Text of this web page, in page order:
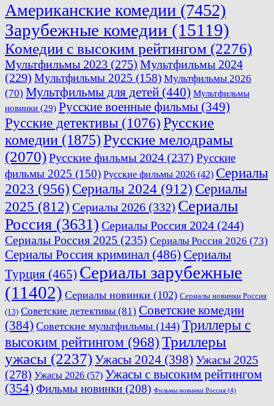
Американские комедии (7452)
Зарубежные комедии (15119)
Комедии с высоким рейтингом (2276)
Мультфильмы 2023 (275) Мультфильмы 2024
(229) Мультфильмы 2025 (158) Мультфильмы 2026
(70) Мультфильмы для детей (440) Мультфильмы
новинки (29) Русские военные фильмы (349)
Русские детективы (1076)Русские
комедии (1875)Русские мелодрамы
(2070)Русские фильмы 2024 (237) Русские
фильмы 2025 (150) Русские фильмы 2026 (42) Сериалы
2023 (956) Сериалы 2024 (912) Сериалы
2025 (812) Сериалы 2026 (332) Сериалы
Россия (3631) Сериалы Россия 2024 (244)
Сериалы Россия 2025 (235) Сериалы Россия 2026 (73)
Сериалы Россия криминал (486) Сериалы
Турция (465) Сериалы зарубежные
(11402) Сериалы новинки (102) Сериалы новинки Россия
(13) Советские детективы (81) Советские комедии
(384) Советские мультфильмы (144) Триллеры с
высоким рейтингом (968) Триллеры
ужасы (2237)Ужасы 2024 (398) Ужасы 2025
(278) Ужасы 2026 (57) Ужасы с высоким рейтингом
(354) Фильмы новинки (208) Фильмы новинки Россия (4)